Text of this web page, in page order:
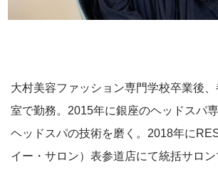
大村美容ファッション専門学校卒業後
室で勤務。2015年に銀座のヘッドスパ専
ヘッドスパの技術を磨く。2018年に
イー・サロン）表参道店にて統括サロ